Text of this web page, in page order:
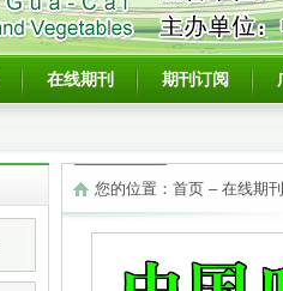
在线期刊 期刊订阅
您的位置： 首页 – 在线期刊